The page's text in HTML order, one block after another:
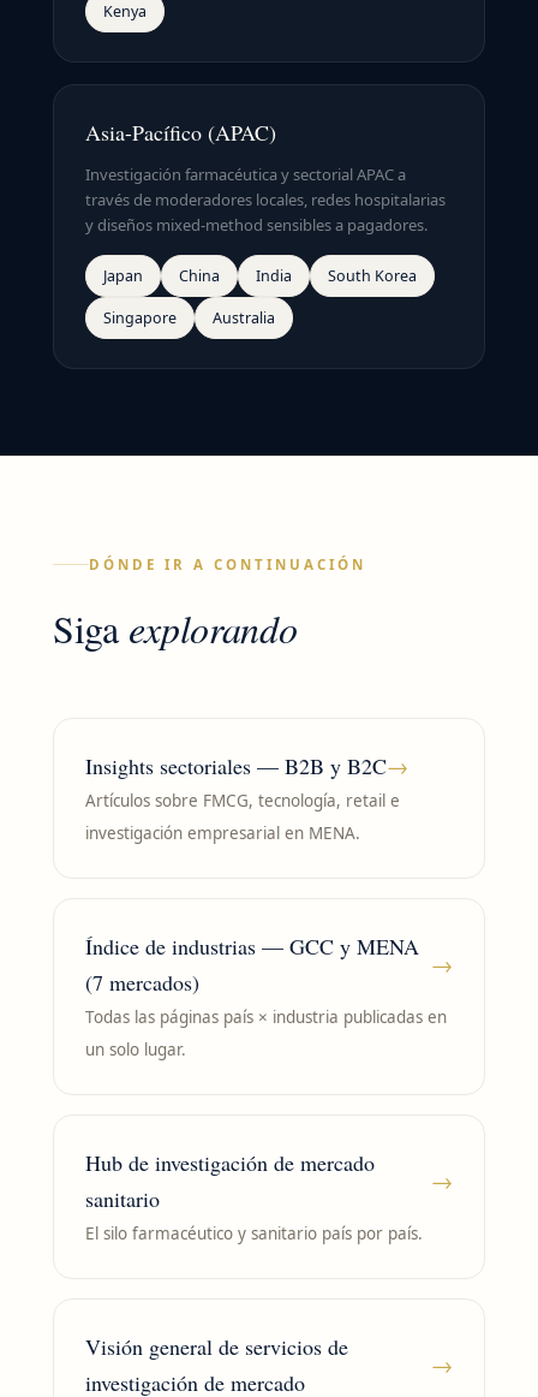
Kenya
Asia-Pacífico (APAC)
Investigación farmacéutica y sectorial APAC a
través de moderadores locales, redes hospitalarias
y diseños mixed-method sensibles a pagadores.
Japan China India South Korea
Singapore Australia
DÓNDE IR A CONTINUACIÓN
Siga explorando
Insights sectoriales — B2B y B2C→
Artículos sobre FMCG, tecnología, retail e
investigación empresarial en MENA.
Índice de industrias — GCC y MENA
(7 mercados)
→
Todas las páginas país × industria publicadas en
un solo lugar.
Hub de investigación de mercado
sanitario
→
El silo farmacéutico y sanitario país por país.
Visión general de servicios de
investigación de mercado
→